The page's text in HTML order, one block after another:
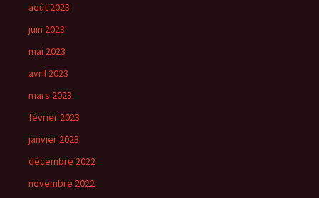
août 2023
juin 2023
mai 2023
avril 2023
mars 2023
février 2023
janvier 2023
décembre 2022
novembre 2022